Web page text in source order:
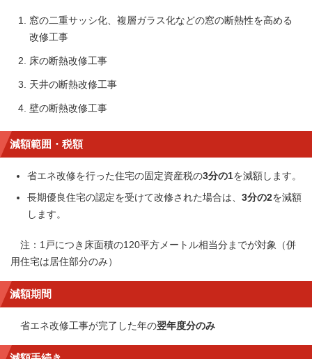
窓の二重サッシ化、複層ガラス化などの窓の断熱性を高める
改修工事
床の断熱改修工事
天井の断熱改修工事
壁の断熱改修工事
減額範囲・税額
省エネ改修を行った住宅の固定資産税の3分の1を減額します。
長期優良住宅の認定を受けて改修された場合は、 3分の2を減額
します。
注：1戸につき床面積の120平方メートル相当分までが対象（併
用住宅は居住部分のみ）
減額期間
省エネ改修工事が完了した年の翌年度分のみ